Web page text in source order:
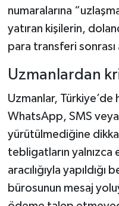
numaralarına
yatıran kişilerin,
para transferi sonrası
Uzmanlardan
Uzmanlar, Türkiye’de
WhatsApp, SMS
yürütülmediğine
tebligatların yalnızca
aracılığıyla
bürosunun mesaj